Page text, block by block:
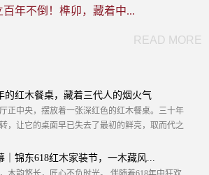
年不倒！榫卯，藏着中...
READ MORE
的红木餐桌，藏着三代人的烟火气
正中央，摆放着一张深红色的红木餐桌。三十年
，让它的桌面早已失去了最初的鲜亮，取而代之
｜锦东618红木家装节，一木藏风...